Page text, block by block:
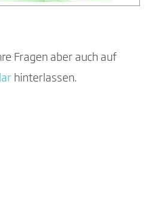
Fragen aber auch auf
hinterlassen.